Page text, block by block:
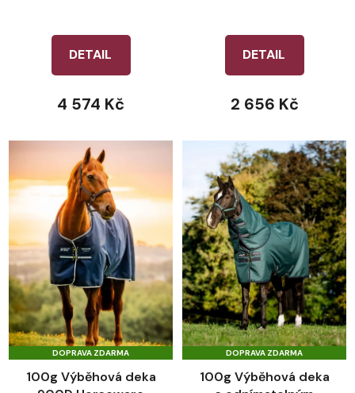
DETAIL
4 574 Kč
DETAIL
2 656 Kč
DOPRAVA ZDARMA
100g Výběhová deka
DOPRAVA ZDARMA
100g Výběhová deka